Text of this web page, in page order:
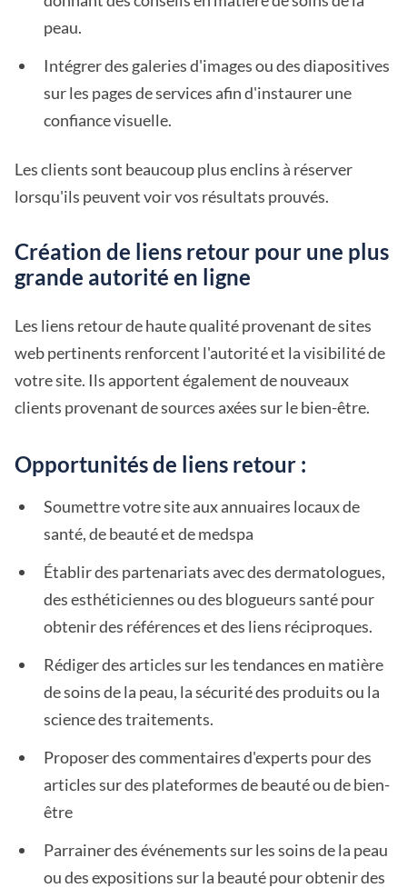
peau.
Intégrer des galeries d'images ou des diapositives
sur les pages de services afin d'instaurer une
confiance visuelle.
Les clients sont beaucoup plus enclins à réserver
lorsqu'ils peuvent voir vos résultats prouvés.
Création de liens retour pour une plus
grande autorité en ligne
Les liens retour de haute qualité provenant de sites
web pertinents renforcent l'autorité et la visibilité de
votre site. Ils apportent également de nouveaux
clients provenant de sources axées sur le bien-être.
Opportunités de liens retour :
Soumettre votre site aux annuaires locaux de
santé, de beauté et de medspa
Établir des partenariats avec des dermatologues,
des esthéticiennes ou des blogueurs santé pour
obtenir des références et des liens réciproques.
Rédiger des articles sur les tendances en matière
de soins de la peau, la sécurité des produits ou la
science des traitements.
Proposer des commentaires d'experts pour des
articles sur des plateformes de beauté ou de bien-
être
Parrainer des événements sur les soins de la peau
ou des expositions sur la beauté pour obtenir des